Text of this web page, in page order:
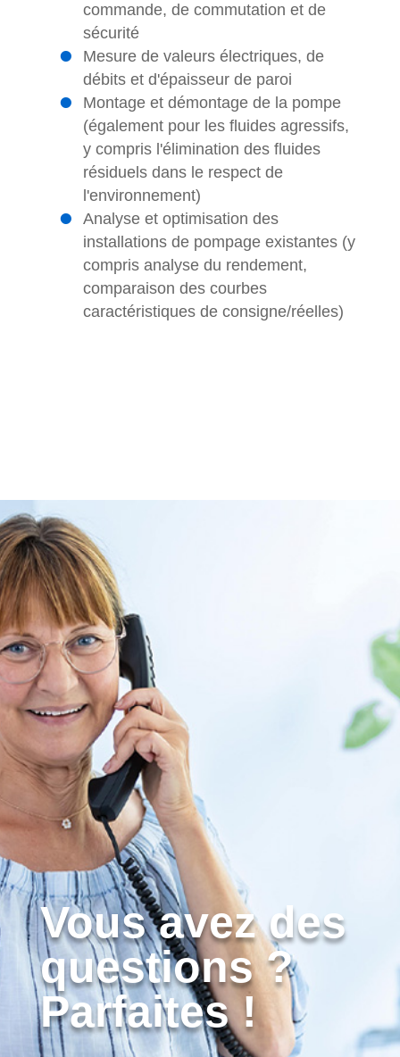
commande, de commutation et de
sécurité
Mesure de valeurs électriques, de
débits et d'épaisseur de paroi
Montage et démontage de la pompe
(également pour les fluides agressifs,
y compris l'élimination des fluides
résiduels dans le respect de
l'environnement)
Analyse et optimisation des
installations de pompage existantes (y
compris analyse du rendement,
comparaison des courbes
caractéristiques de consigne/réelles)
Vous avez des
questions ?
Parfaites !